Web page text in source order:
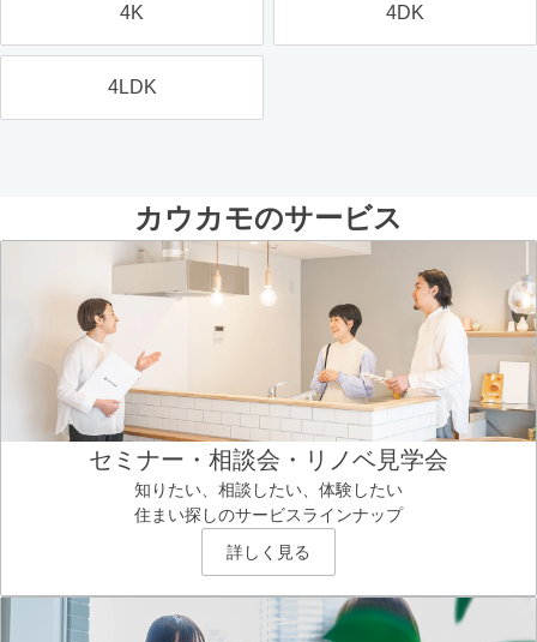
4K 4DK
4LDK
カウカモのサービス
セミナー・相談会・リノベ見学会
知りたい、相談したい、体験したい
住まい探しのサービスラインナップ
詳しく見る